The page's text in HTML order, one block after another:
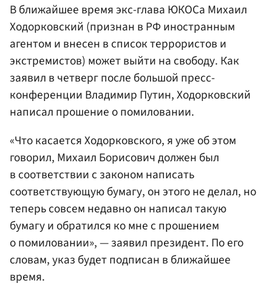
В ближайшее время экс-глава ЮКОСа Михаил
Ходорковский (признан в РФ иностранным
агентом и внесен в список террористов и
экстремистов) может выйти на свободу. Как
заявил в четверг после большой пресс-
конференции Владимир Путин, Ходорковский
написал прошение о помиловании.
«Что касается Ходорковского, я уже об этом
говорил, Михаил Борисович должен был
в соответствии с законом написать
соответствующую бумагу, он этого не делал, но
теперь совсем недавно он написал такую
бумагу и обратился ко мне с прошением
о помиловании», — заявил президент. По его
словам, указ будет подписан в ближайшее
время.